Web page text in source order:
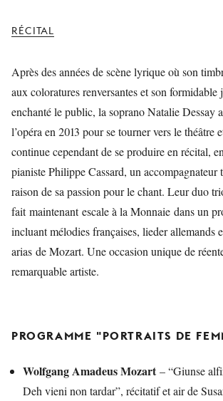
RÉCITAL
Après des années de scène lyrique où son
aux coloratures renversantes et son formidable
enchanté le public, la soprano Natalie Dessay
l’opéra en 2013 pour se tourner vers le théâtre
continue cependant de se produire en récital,
pianiste Philippe Cassard, un accompagnateur
raison de sa passion pour le chant. Leur duo
fait maintenant escale à la Monnaie dans un
incluant mélodies françaises, lieder allemands
arias de Mozart. Une occasion unique de
remarquable artiste.
PROGRAMME "PORTRAITS DE
Wolfgang Amadeus Mozart– “Giunse
Deh vieni non tardar”, récitatif et air de